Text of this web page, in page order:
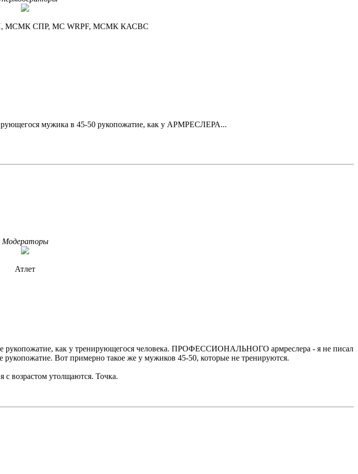
МСМК СПР, МС WRPF, МСМК КАСВС
мужика в 45-50 рукопожатие, как у АРМРЕСЛЕРА...
Модераторы
Атлет
рукопожатие, как у тренирующегося человека. ПРОФЕССИОНАЛЬНОГО армреслера - я не писал
рукопожатие. Вот примерно такое же у мужиков 45-50, которые не тренируются.
возрастом утолщаются. Точка.